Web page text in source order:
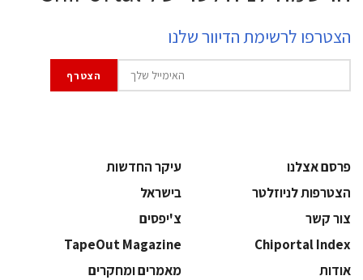
הצטרפו לרשימת הדיוור שלנו
פרסם אצלנו
עיקר החדשות
הצטרפות לניוזלטר
בישראל
צור קשר
צ'יפסים
Chiportal Index
TapeOut Magazine
אודות
מאמרים ומחקרים